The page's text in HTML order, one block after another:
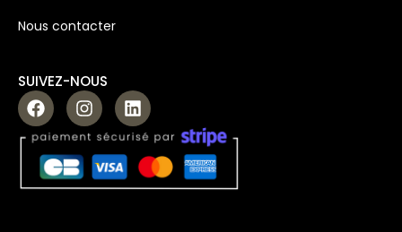
Nous contacter
SUIVEZ-NOUS